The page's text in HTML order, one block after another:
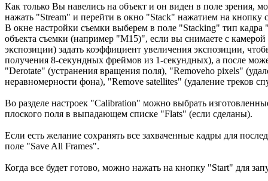
Как только Вы навелись на объект и он виден в поле зрения,
нажать "Stream" и перейти в окно "Stack" нажатием на кнопку
В окне настройки съемки выберем в поле "Stacking" тип кадра
объекта съемки (например "M15)", если вы снимаете с
экспозиции) задать коэффициент увеличения экспозиции,
получения 8-секундных фреймов из 1-секундных), а после
"Derotate" (устранения вращения поля), "Removeho pixels"
неравномерности фона), "Remove satellites" (удаление треков
Во разделе настроек "Calibration" можно выбрать
плоского поля в выпадающем списке "Flats" (если сделаны).
Если есть желание сохранять все захваченные кадры для
поле "Save All Frames".
Когда все будет готово, можно нажать на кнопку "Start" для